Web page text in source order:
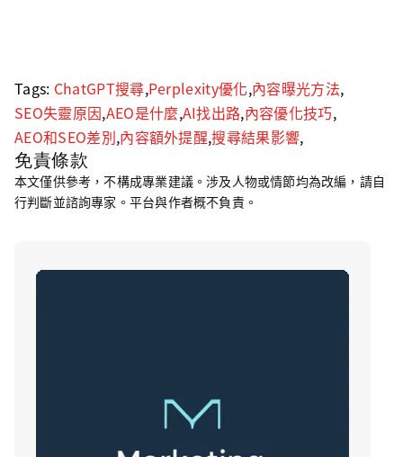
Tags: ChatGPT搜尋,Perplexity優化,內容曝光方法,
SEO失靈原因,AEO是什麼,AI找出路,內容優化技巧,
AEO和SEO差別,內容額外提醒,搜尋結果影響,
免責條款
本文僅供參考，不構成專業建議。涉及人物或情節均為改編，請自
行判斷並諮詢專家。平台與作者概不負責。